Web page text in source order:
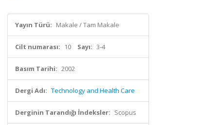
Yayın Türü: Makale / Tam Makale
Cilt numarası: 10 Sayı: 3-4
Basım Tarihi: 2002
Dergi Adı: Technology and Health Care
Derginin Tarandığı İndeksler: Scopus